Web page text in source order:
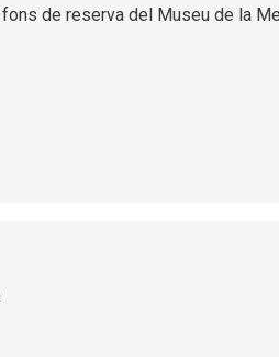
de reserva del Museu de la